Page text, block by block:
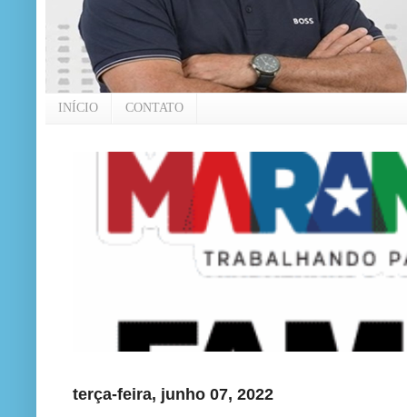
INÍCIO CONTATO
terça-feira, junho 07, 2022